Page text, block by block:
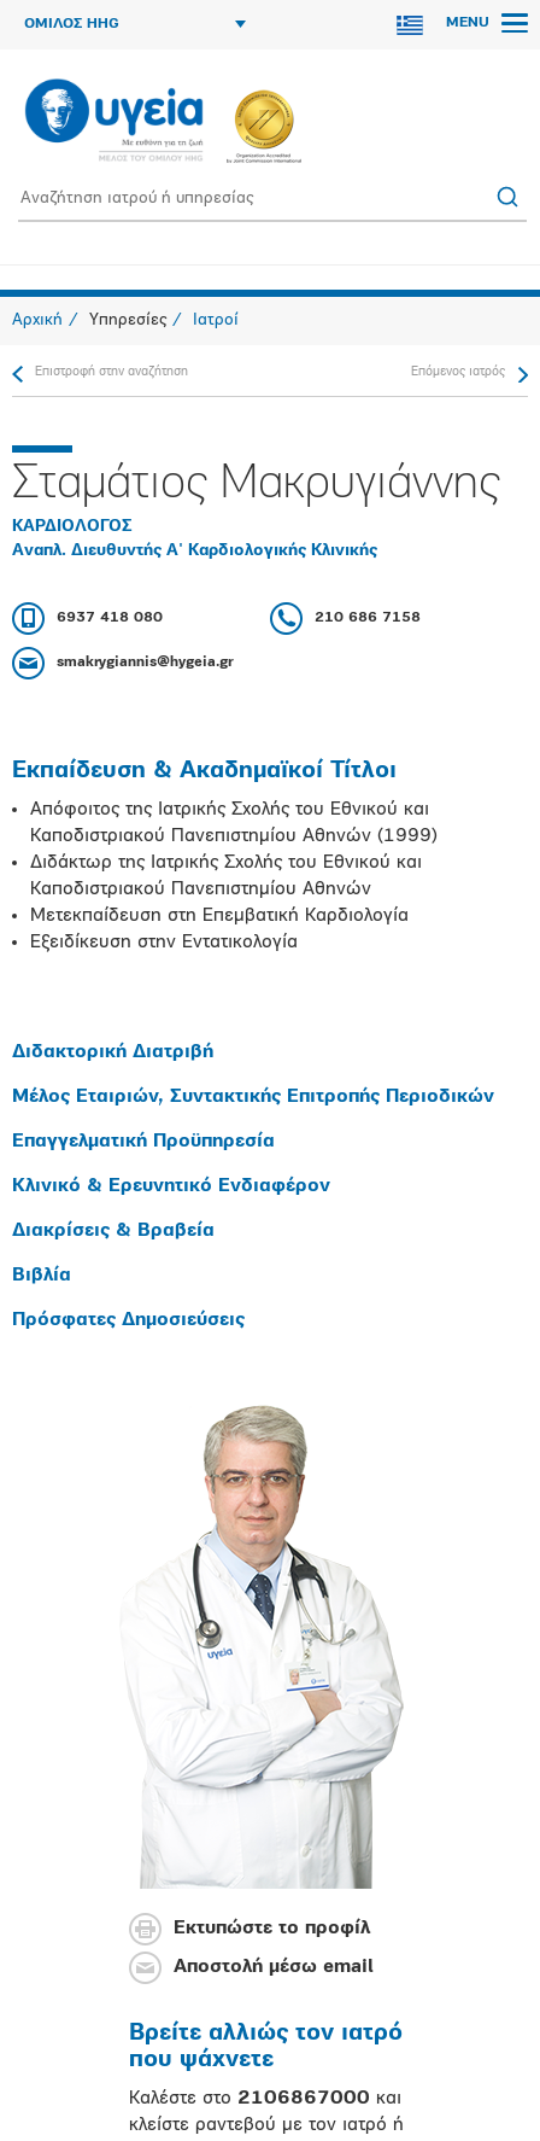
ΟΜΙΛΟΣ HHG MENU
Αρχική Υπηρεσίες Ιατροί
Επιστροφή στην αναζήτηση Επόμενος ιατρός
Σταμάτιος Μακρυγιάννης
ΚΑΡΔΙΟΛΟΓΟΣ
Αναπλ. Διευθυντής Α' Καρδιολογικής Κλινικής
6937 418 080 210 686 7158
smakrygiannis@hygeia.gr
Εκπαίδευση & Ακαδημαϊκοί Τίτλοι
Απόφοιτος της Ιατρικής Σχολής του Εθνικού και
Καποδιστριακού Πανεπιστημίου Αθηνών (1999)
Διδάκτωρ της Ιατρικής Σχολής του Εθνικού και
Καποδιστριακού Πανεπιστημίου Αθηνών
Μετεκπαίδευση στη Επεμβατική Καρδιολογία
Εξειδίκευση στην Εντατικολογία
Διδακτορική Διατριβή
Μέλος Εταιριών, Συντακτικής Επιτροπής Περιοδικών
Επαγγελματική Προϋπηρεσία
Κλινικό & Ερευνητικό Ενδιαφέρον
Διακρίσεις & Βραβεία
Βιβλία
Πρόσφατες Δημοσιεύσεις
Εκτυπώστε το προφίλ
Αποστολή μέσω email
Βρείτε αλλιώς τον ιατρό
που ψάχνετε
Καλέστε στο 2106867000 και
κλείστε ραντεβού με τον ιατρό ή